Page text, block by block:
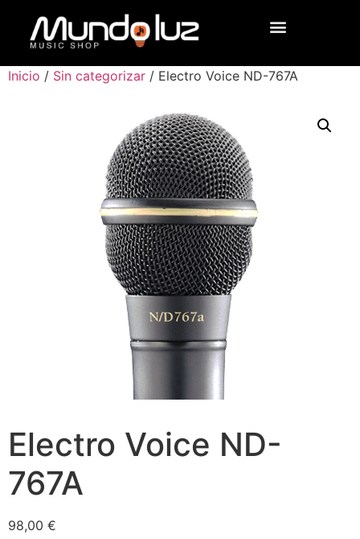
Inicio / Sin categorizar / Electro Voice ND-767A
Electro Voice ND-
767A
98,00 €